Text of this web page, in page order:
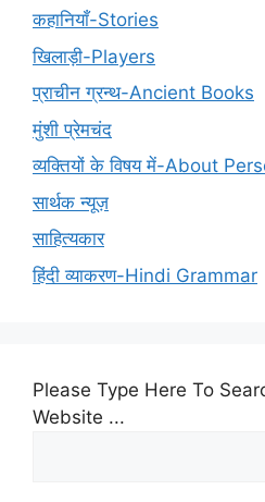
कहानियाँ-Stories
खिलाड़ी-Players
प्राचीन ग्रन्थ-Ancient Books
मुंशी प्रेमचंद
व्यक्तियों के विषय में-About
सार्थक न्यूज़
साहित्यकार
हिंदी व्याकरण-Hindi Grammar
Please Type Here To
Website ...